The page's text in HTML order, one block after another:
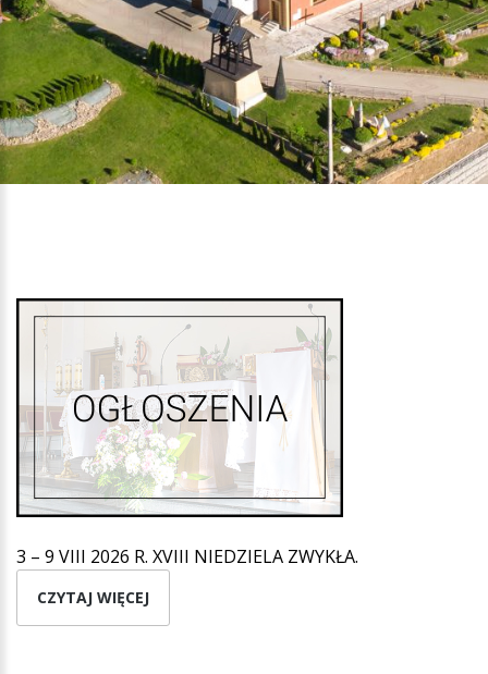
3 – 9 VIII 2026 R. XVIII NIEDZIELA ZWYKŁA.
CZYTAJ WIĘCEJ